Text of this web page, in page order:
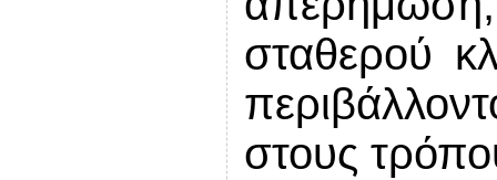
σταθερού
στους